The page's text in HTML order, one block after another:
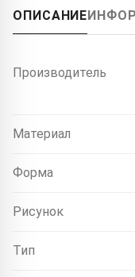
ОПИСАНИЕ
Производитель
Материал
Форма
Рисунок
Тип